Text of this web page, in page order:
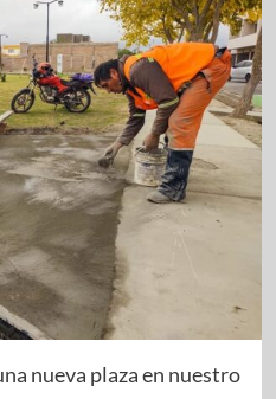
nueva plaza en nuestro